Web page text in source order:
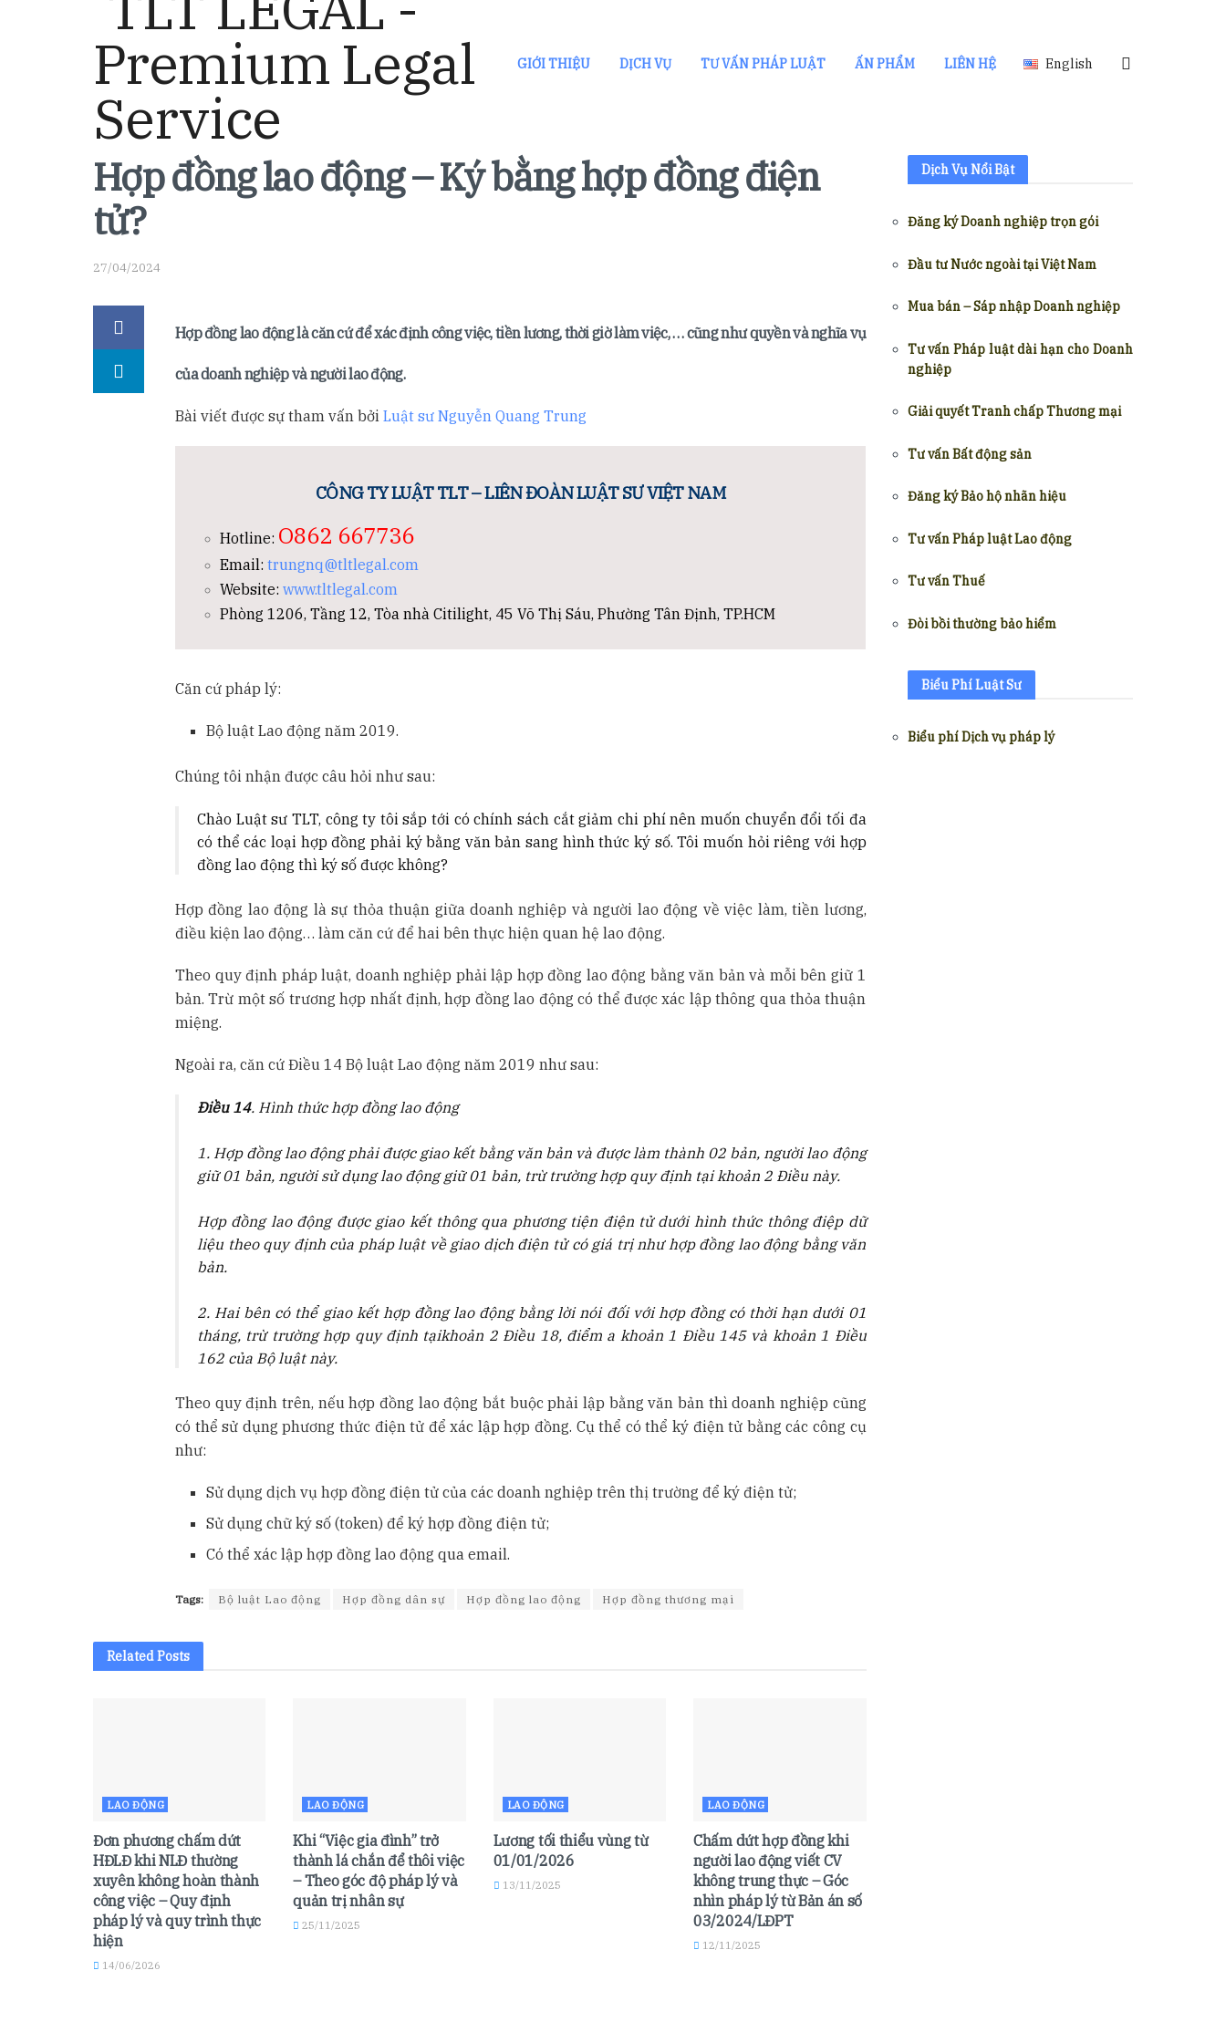
GIỚI THIỆU DỊCH VỤ TƯ VẤN PHÁP LUẬT ẤN PHẨM LIÊN HỆ English
Hợp đồng lao động – Ký bằng hợp đồng điện
tử?
27/04/2024
Hợp đồng lao động là căn cứ để xác định công việc, tiền lương, thời giờ làm việc, … cũng như quyền và nghĩa vụ
của doanh nghiệp và người lao động.
Bài viết được sự tham vấn bởi Luật sư Nguyễn Quang Trung
CÔNG TY LUẬT TLT – LIÊN ĐOÀN LUẬT SƯ VIỆT NAM
Hotline: O862 667736
Email: trungnq@tltlegal.com
Website:www.tltlegal.com
Phòng 1206, Tầng 12, Tòa nhà Citilight, 45 Võ Thị Sáu, Phường Tân Định, TP.HCM
Căn cứ pháp lý:
Bộ luật Lao động năm 2019.
Chúng tôi nhận được câu hỏi như sau:
Chào Luật sư TLT, công ty tôi sắp tới có chính sách cắt giảm chi phí nên muốn chuyển đổi tối đa
có thể các loại hợp đồng phải ký bằng văn bản sang hình thức ký số. Tôi muốn hỏi riêng với hợp
đồng lao động thì ký số được không?
Hợp đồng lao động là sự thỏa thuận giữa doanh nghiệp và người lao động về việc làm, tiền lương,
điều kiện lao động… làm căn cứ để hai bên thực hiện quan hệ lao động.
Theo quy định pháp luật, doanh nghiệp phải lập hợp đồng lao động bằng văn bản và mỗi bên giữ 1
bản. Trừ một số trương hợp nhất định, hợp đồng lao động có thể được xác lập thông qua thỏa thuận
miệng.
Ngoài ra, căn cứ Điều 14 Bộ luật Lao động năm 2019 như sau:
Điều 14. Hình thức hợp đồng lao động
1. Hợp đồng lao động phải được giao kết bằng văn bản và được làm thành 02 bản, người lao động
giữ 01 bản, người sử dụng lao động giữ 01 bản, trừ trường hợp quy định tại khoản 2 Điều này.
Hợp đồng lao động được giao kết thông qua phương tiện điện tử dưới hình thức thông điệp dữ
liệu theo quy định của pháp luật về giao dịch điện tử có giá trị như hợp đồng lao động bằng văn
bản.
2. Hai bên có thể giao kết hợp đồng lao động bằng lời nói đối với hợp đồng có thời hạn dưới 01
tháng, trừ trường hợp quy định tạikhoản 2 Điều 18, điểm a khoản 1 Điều 145 và khoản 1 Điều
162 của Bộ luật này.
Theo quy định trên, nếu hợp đồng lao động bắt buộc phải lập bằng văn bản thì doanh nghiệp cũng
có thể sử dụng phương thức điện tử để xác lập hợp đồng. Cụ thể có thể ký điện tử bằng các công cụ
như:
Sử dụng dịch vụ hợp đồng điện tử của các doanh nghiệp trên thị trường để ký điện tử;
Sử dụng chữ ký số (token) để ký hợp đồng điện tử;
Có thể xác lập hợp đồng lao động qua email.
Tags: Bộ luật Lao động Hợp đồng dân sự Hợp đồng lao động Hợp đồng thương mại
RelatedPosts
LAO ĐỘNG
Đơn phương chấm dứt
HĐLĐ khi NLĐ thường
xuyên không hoàn thành
công việc – Quy định
pháp lý và quy trình thực
hiện
14/06/2026
LAO ĐỘNG
Khi “Việc gia đình” trở
thành lá chắn để thôi việc
– Theo góc độ pháp lý và
quản trị nhân sự
25/11/2025
LAO ĐỘNG
Lương tối thiểu vùng từ
01/01/2026
13/11/2025
LAO ĐỘNG
Chấm dứt hợp đồng khi
người lao động viết CV
không trung thực – Góc
nhìn pháp lý từ Bản án số
03/2024/LĐPT
12/11/2025
Dịch Vụ Nổi Bật
Đăng ký Doanh nghiệp trọn gói
Đầu tư Nước ngoài tại Việt Nam
Mua bán – Sáp nhập Doanh nghiệp
Tư vấn Pháp luật dài hạn cho Doanh
nghiệp
Giải quyết Tranh chấp Thương mại
Tư vấn Bất động sản
Đăng ký Bảo hộ nhãn hiệu
Tư vấn Pháp luật Lao động
Tư vấn Thuế
Đòi bồi thường bảo hiểm
Biểu Phí Luật Sư
Biểu phí Dịch vụ pháp lý